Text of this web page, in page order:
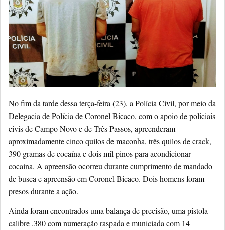
No fim da tarde dessa terça-feira (23), a Polícia Civil, por meio da
Delegacia de Polícia de Coronel Bicaco, com o apoio de policiais
civis de Campo Novo e de Três Passos, apreenderam
aproximadamente cinco quilos de maconha, três quilos de crack,
390 gramas de cocaína e dois mil pinos para acondicionar
cocaína. A apreensão ocorreu durante cumprimento de mandado
de busca e apreensão em Coronel Bicaco. Dois homens foram
presos durante a ação.
Ainda foram encontrados uma balança de precisão, uma pistola
calibre .380 com numeração raspada e municiada com 14